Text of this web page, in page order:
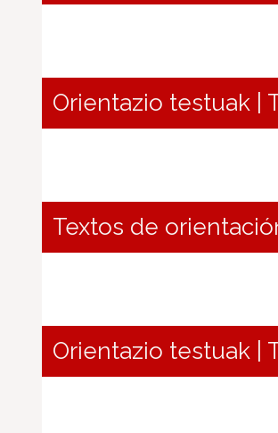
Orientazio testuak |
Textos de
Orientazio testuak |